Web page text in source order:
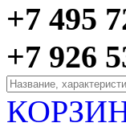
+7 495
+7 926